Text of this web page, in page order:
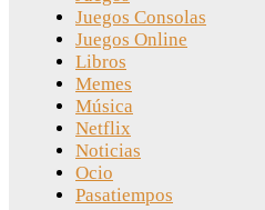
Juegos Consolas
Juegos Online
Libros
Memes
Música
Netflix
Noticias
Ocio
Pasatiempos